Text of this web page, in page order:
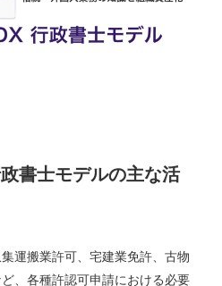
書士モデルの主な活
運搬業許可、宅建業免許、古物
、各種許認可申請における必要